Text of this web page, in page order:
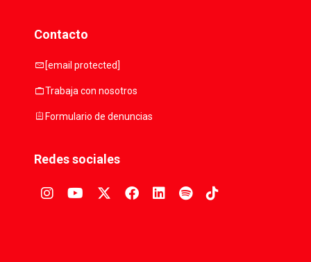
Contacto
mail [email protected]
workTrabaja con nosotros
assignmentFormulario de denuncias
Redes sociales